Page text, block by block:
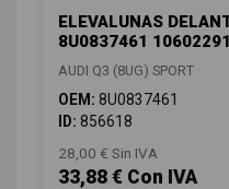
ELEVALUNAS
8U0837461
AUDI Q3 (8UG) SPORT
OEM: 8U0837461
ID: 856618
28,00 € Sin IVA
33,88 € Con IVA